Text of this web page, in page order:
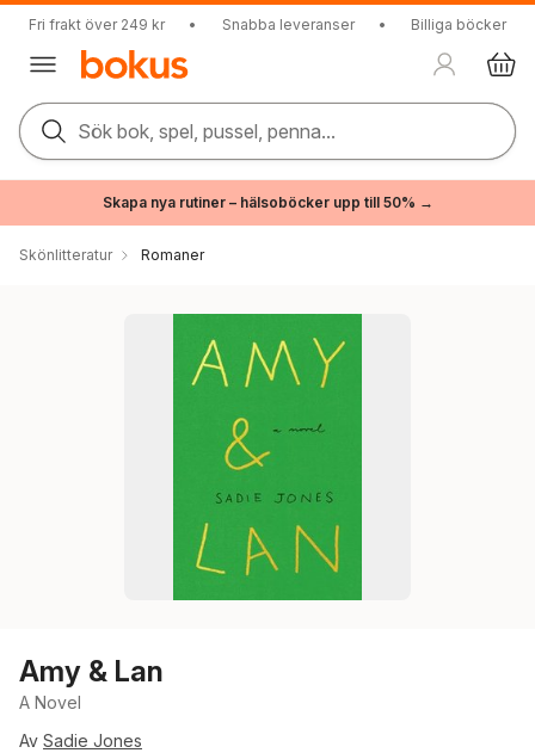
Fri frakt över 249 kr • Snabba leveranser • Billiga böcker
Sök bok, spel, pussel, penna...
Skapa nya rutiner – hälsoböcker upp till 50% →
Skönlitteratur Romaner
Amy & Lan
A Novel
Av Sadie Jones